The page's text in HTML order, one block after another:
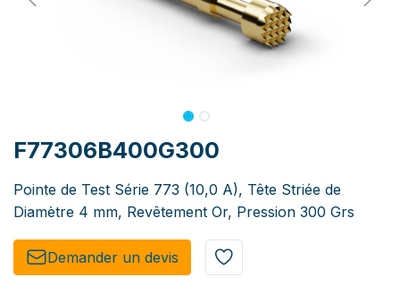
F77306B400G300
Pointe de Test Série 773 (10,0 A), Tête Striée de
Diamètre 4 mm, Revêtement Or, Pression 300 Grs
Demander un de​​vis​​